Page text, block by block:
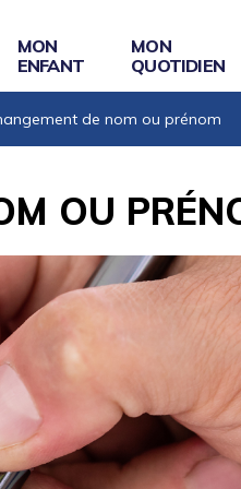
MON
ENFANT
MON
QUOTIDIEN
de nom ou prénom
OU